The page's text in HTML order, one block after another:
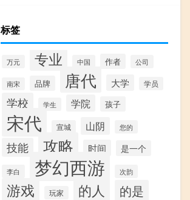
标签
万元 专业 中国 作者 公司
南宋 品牌 唐代 大学 学员
学校 学生 学院 孩子
宋代 宣城 山阴 您的
技能 攻略 时间 是一个
李白 梦幻西游 次韵
游戏 玩家 的人 的是